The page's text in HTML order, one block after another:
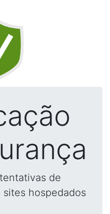
de
hospedados